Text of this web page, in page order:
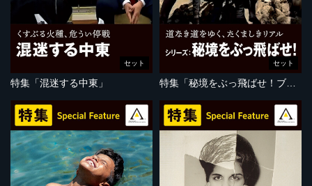
セット
特集「混迷する中東」
セット